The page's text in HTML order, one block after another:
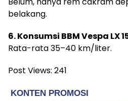
belakang.
6. Konsumsi BBM Vespa LX
Rata-rata 35–40 km/liter.
Post Views: 241